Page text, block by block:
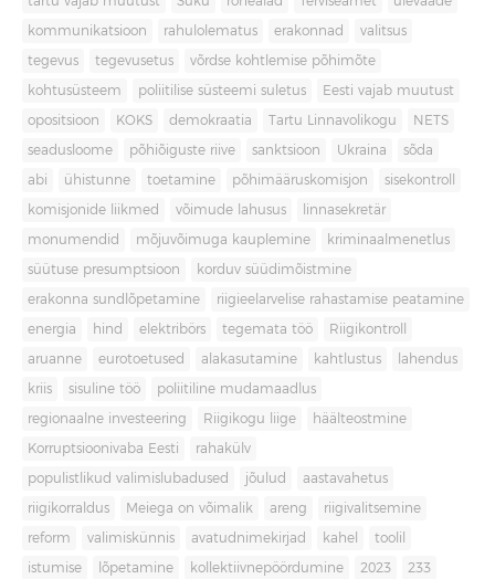
kommunikatsioon rahulolematus erakonnad valitsus
tegevus tegevusetus võrdse kohtlemise põhimõte
kohtusüsteem poliitilise süsteemi suletus Eesti vajab muutust
opositsioon KOKS demokraatia Tartu Linnavolikogu NETS
seadusloome põhiõiguste riive sanktsioon Ukraina sõda
abi ühistunne toetamine põhimääruskomisjon sisekontroll
komisjonide liikmed võimude lahusus linnasekretär
monumendid mõjuvõimuga kauplemine kriminaalmenetlus
süütuse presumptsioon korduv süüdimõistmine
erakonna sundlõpetamine riigieelarvelise rahastamise peatamine
energia hind elektribörs tegemata töö Riigikontroll
aruanne eurotoetused alakasutamine kahtlustus lahendus
kriis sisuline töö poliitiline mudamaadlus
regionaalne investeering Riigikogu liige häälteostmine
Korruptsioonivaba Eesti rahakülv
populistlikud valimislubadused jõulud aastavahetus
riigikorraldus Meiega on võimalik areng riigivalitsemine
reform valimiskünnis avatudnimekirjad kahel toolil
istumise lõpetamine kollektiivnepöördumine 2023 233